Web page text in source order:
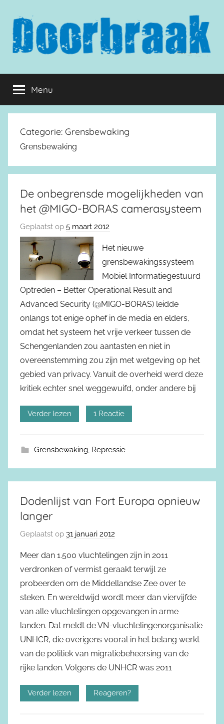
inhoud
springen
Doorbraak.eu
Menu
Categorie: Grensbewaking
Grensbewaking
De onbegrensde mogelijkheden van
het @MIGO-BORAS camerasysteem
Geplaatst op 5 maart 2012
Het nieuwe
grensbewakingssysteem
Mobiel Informatiegestuurd
Optreden – Better Operational Result and
Advanced Security (@MIGO-BORAS) leidde
onlangs tot enige ophef in de media en elders,
omdat het systeem het vrije verkeer tussen de
Schengenlanden zou aantasten en niet in
overeenstemming zou zijn met wetgeving op het
gebied van privacy. Vanuit de overheid werd deze
kritiek echter snel weggewuifd, onder andere bij
Verder lezen 1 Reactie
Grensbewaking, Repressie
Dodenlijst van Fort Europa opnieuw
langer
Geplaatst op 31 januari 2012
Meer dan 1.500 vluchtelingen zijn in 2011
verdronken of vermist geraakt terwijl ze
probeerden om de Middellandse Zee over te
steken. En wereldwijd wordt meer dan viervijfde
van alle vluchtelingen opgevangen in arme
landen. Dat meldt de VN-vluchtelingenorganisatie
UNHCR, die overigens vooral in het belang werkt
van de politiek van migratiebeheersing van de
rijke landen. Volgens de UNHCR was 2011
Verder lezen Reageren?